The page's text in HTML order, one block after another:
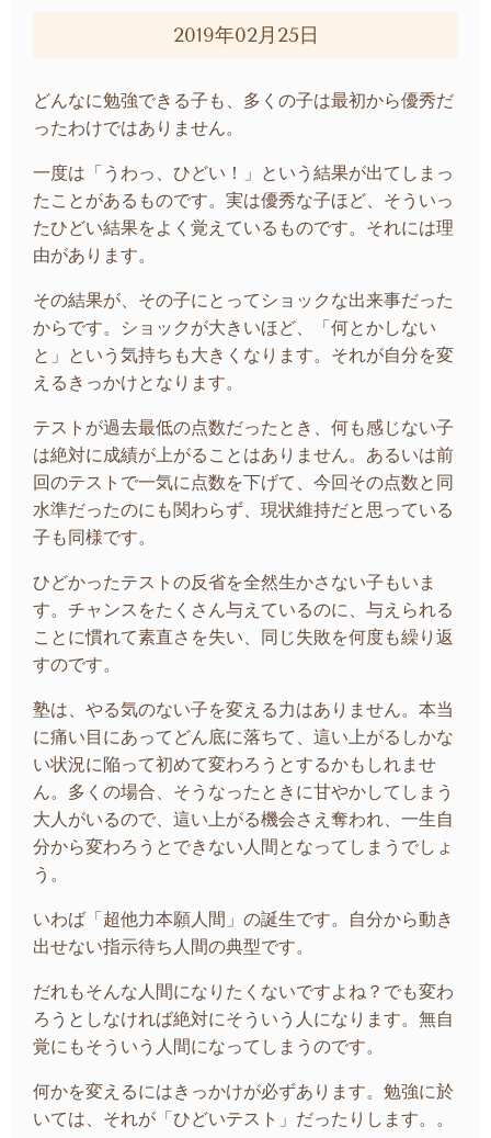
2019年02月25日
どんなに勉強できる子も、多くの子は最初から優秀だ
ったわけではありません。
一度は「うわっ、ひどい！」という結果が出てしまっ
たことがあるものです。実は優秀な子ほど、そういっ
たひどい結果をよく覚えているものです。それには理
由があります。
その結果が、その子にとってショックな出来事だった
からです。ショックが大きいほど、「何とかしない
と」という気持ちも大きくなります。それが自分を変
えるきっかけとなります。
テストが過去最低の点数だったとき、何も感じない子
は絶対に成績が上がることはありません。あるいは前
回のテストで一気に点数を下げて、今回その点数と同
水準だったのにも関わらず、現状維持だと思っている
子も同様です。
ひどかったテストの反省を全然生かさない子もいま
す。チャンスをたくさん与えているのに、与えられる
ことに慣れて素直さを失い、同じ失敗を何度も繰り返
すのです。
塾は、やる気のない子を変える力はありません。本当
に痛い目にあってどん底に落ちて、這い上がるしかな
い状況に陥って初めて変わろうとするかもしれませ
ん。多くの場合、そうなったときに甘やかしてしまう
大人がいるので、這い上がる機会さえ奪われ、一生自
分から変わろうとできない人間となってしまうでしょ
う。
いわば「超他力本願人間」の誕生です。自分から動き
出せない指示待ち人間の典型です。
だれもそんな人間になりたくないですよね？でも変わ
ろうとしなければ絶対にそういう人になります。無自
覚にもそういう人間になってしまうのです。
何かを変えるにはきっかけが必ずあります。勉強に於
いては、それが「ひどいテスト」だったりします。。